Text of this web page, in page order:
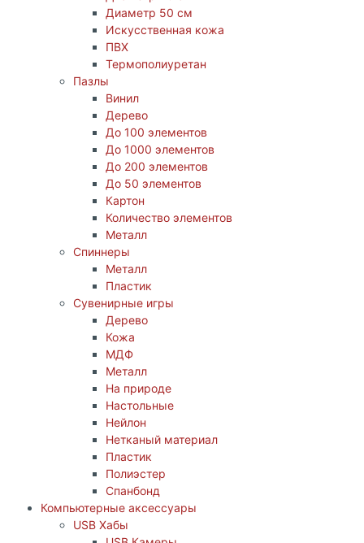
Диаметр 50 см
Искусственная кожа
ПВХ
Термополиуретан
Пазлы
Винил
Дерево
До 100 элементов
До 1000 элементов
До 200 элементов
До 50 элементов
Картон
Количество элементов
Металл
Спиннеры
Металл
Пластик
Сувенирные игры
Дерево
Кожа
МДФ
Металл
На природе
Настольные
Нейлон
Нетканый материал
Пластик
Полиэстер
Спанбонд
Компьютерные аксессуары
USB Хабы